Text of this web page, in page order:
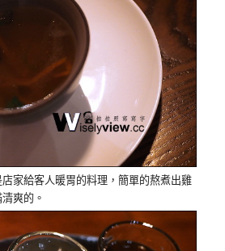
家給客人暖胃的料理，簡單的熬煮出雞
爽的。